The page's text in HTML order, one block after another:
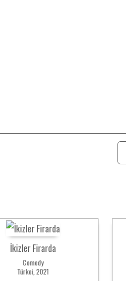
İkizler Firarda
Comedy
Türkei, 2021